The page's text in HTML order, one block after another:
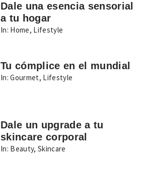
Dale una esencia sensorial
a tu hogar
In: Home, Lifestyle
Tu cómplice en el mundial
In: Gourmet, Lifestyle
Dale un upgrade a tu
skincare corporal
In: Beauty,Skincare